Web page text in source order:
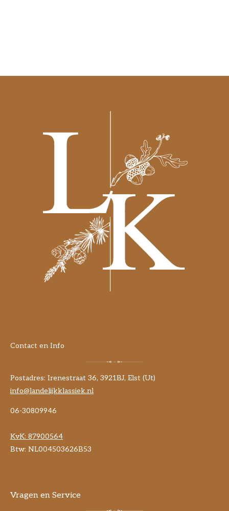
Contact en Info
Postadres: Irenestraat 36, 3921BJ, Elst (Ut)
info@landelijkklassiek.nl
06-30809946
KvK: 87900564
Btw: NL004503626B53
Vragen en Service